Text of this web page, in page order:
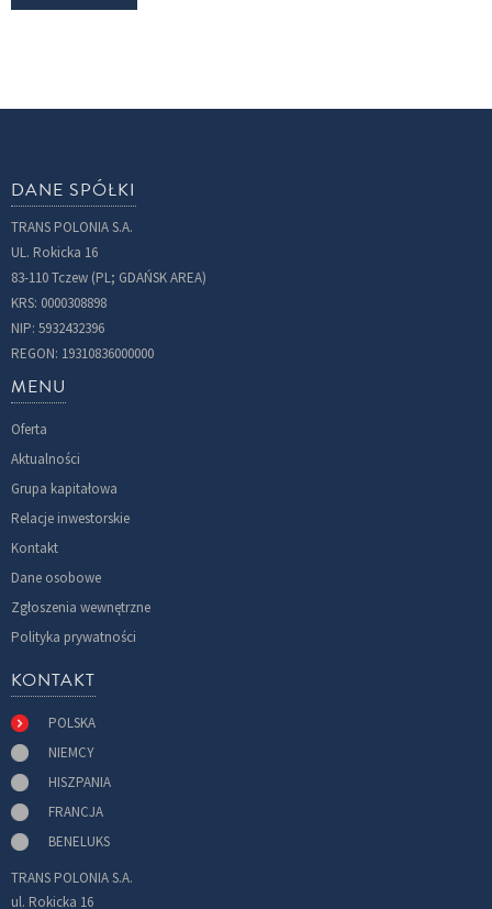
DANE SPÓŁKI
TRANS POLONIA S.A.
UL. Rokicka 16
83-110 Tczew (PL; GDAŃSK AREA)
KRS: 0000308898
NIP: 5932432396
REGON: 19310836000000
MENU
Oferta
Aktualności
Grupa kapitałowa
Relacje inwestorskie
Kontakt
Dane osobowe
Zgłoszenia wewnętrzne
Polityka prywatności
KONTAKT
POLSKA
NIEMCY
HISZPANIA
FRANCJA
BENELUKS
TRANS POLONIA S.A.
ul. Rokicka 16